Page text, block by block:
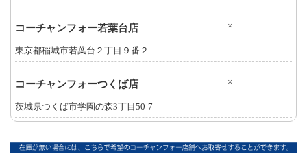
コーチャンフォー若葉台店 ×
東京都稲城市若葉台２丁目９番２
コーチャンフォーつくば店 ×
茨城県つくば市学園の森3丁目50-7